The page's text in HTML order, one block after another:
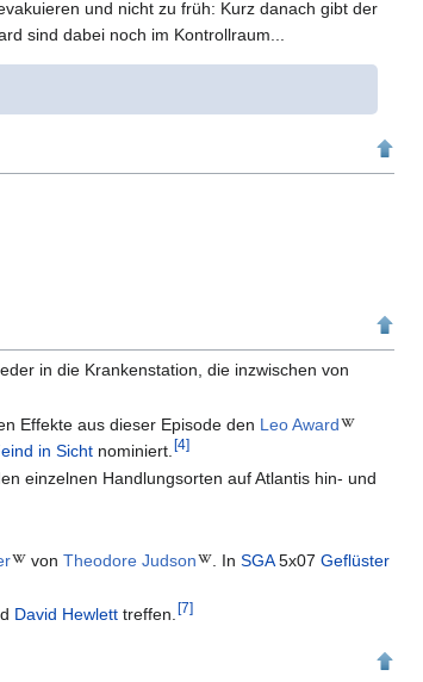
und nicht zu früh: Kurz danach gibt der
sind dabei noch im Kontrollraum...
in die Krankenstation, die inzwischen von
Effekte aus dieser Episode den Leo Award
in Sicht nominiert. [4]
einzelnen Handlungsorten auf Atlantis hin- und
vonTheodore Judson . InSGA 5x07Geflüster
David Hewlett treffen. [7]